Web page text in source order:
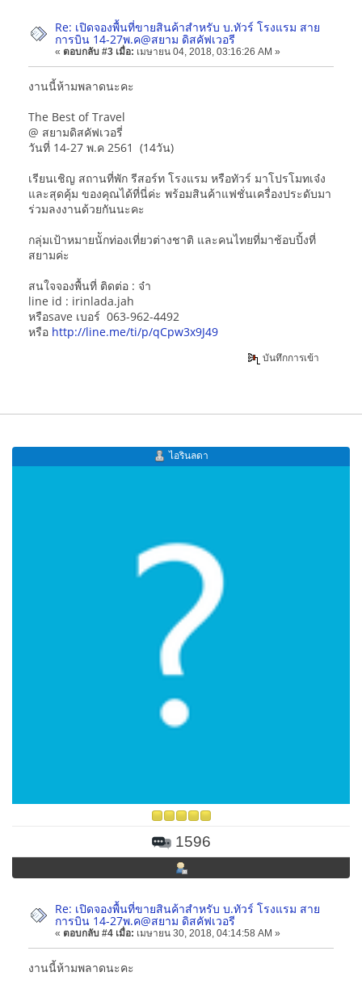
Re: เปิดจองพื้นที่ขายสินค้าสำหรับ บ.ทัวร์ โรงแรม สาย
การบิน 14-27พ.ค@สยาม ดิสคัฟเวอรี
« ตอบกลับ #3 เมื่อ: เมษายน 04, 2018, 03:16:26 AM »
งานนี้ห้ามพลาดนะคะ
The Best of Travel
@ สยามดิสคัฟเวอรี่
วันที่ 14-27 พ.ค 2561 (14วัน)
เรียนเชิญ สถานที่พัก รีสอร์ท โรงแรม หรือทัวร์ มาโปรโมทเจ๋ง
และสุดคุ้ม ของคุณได้ที่นี่ค่ะ พร้อมสินค้าแฟชั่นเครื่องประดับมา
ร่วมลงงานด้วยกันนะคะ
กลุ่มเป้าหมายนัักท่องเที่ยวต่างชาติ และคนไทยที่มาช้อบปิ้งที่
สยามค่ะ
สนใจจองพื้นที่ ติดต่อ : จ๋า
line id : irinlada.jah
หรือsave เบอร์ 063-962-4492
หรือ http://line.me/ti/p/qCpw3x9J49
บันทึกการเข้า
ไอรินลดา
1596
Re: เปิดจองพื้นที่ขายสินค้าสำหรับ บ.ทัวร์ โรงแรม สาย
การบิน 14-27พ.ค@สยาม ดิสคัฟเวอรี
« ตอบกลับ #4 เมื่อ: เมษายน 30, 2018, 04:14:58 AM »
งานนี้ห้ามพลาดนะคะ